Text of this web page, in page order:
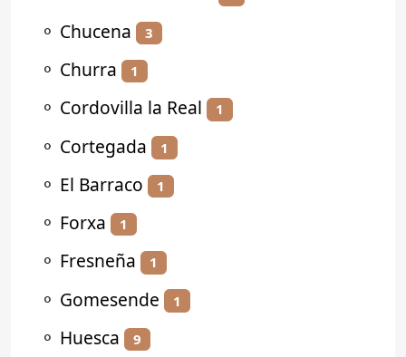
⚬ Chucena 3
⚬ Churra 1
⚬ Cordovilla la Real 1
⚬ Cortegada 1
⚬ El Barraco 1
⚬ Forxa 1
⚬ Fresneña 1
⚬ Gomesende 1
⚬ Huesca 9